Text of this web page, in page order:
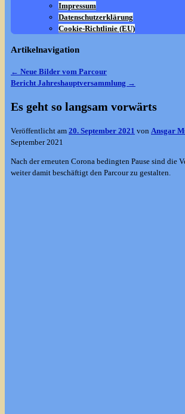
Impressum
Datenschutzerklärung
Cookie-Richtlinie (EU)
Artikelnavigation
← Neue Bilder vom Parcour
Bericht Jahreshauptversammlung →
Es geht so langsam vorwärts
Veröffentlicht am 20. September 2021 von Ansgar
September 2021
Nach der erneuten Corona bedingten Pause sind die
weiter damit beschäftigt den Parcour zu gestalten.